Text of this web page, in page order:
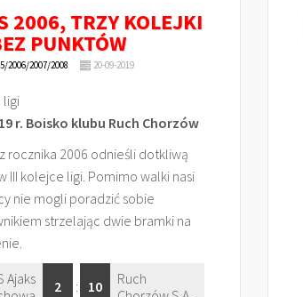
2006, TRZY KOLEJKI
PUNKTÓW
2006/2007/2008 20-09-2019
ligi
r. Boisko klubu Ruch Chorzów
rocznika 2006 odnieśli dotkliwą
III kolejce ligi. Pomimo walki nasi
nie mogli poradzić sobie
strzelając dwie bramki na
Ajaks
2 : 10
Ruch